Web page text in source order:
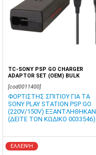
TC-SONY PSP GO CHARGER
ADAPTOR SET (OEM) BULK
[cod0011400]
ΦΟΡΤΙΣΤΗΣ ΣΠΙΤΙΟΥ ΓΙΑ ΤΑ
SONY PLAY STATION PSP GO
(220V/150V) ΕΞΑΝΤΛΗΘΗΚΑΝ
(ΔΕΙΤΕ ΤΟΝ ΚΩΔΙΚΟ 0033546)
ΕΛΛΕΙΨΗ